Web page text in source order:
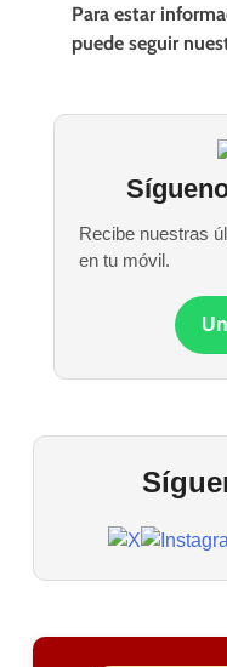
Para estar
puede seguir
Recibe nuestras
en tu móvil.